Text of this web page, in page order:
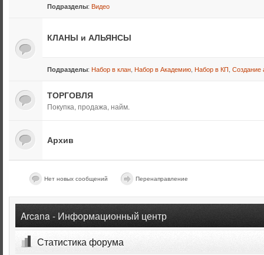
Подразделы: Видео
КЛАНЫ и АЛЬЯНСЫ
Подразделы: Набор в клан Набор в Академию Набор в КП Создание
ТОРГОВЛЯ
Покупка, продажа, найм.
Архив
Нет новых сообщений Перенаправление
Arcana - Информационный центр
Статистика форума